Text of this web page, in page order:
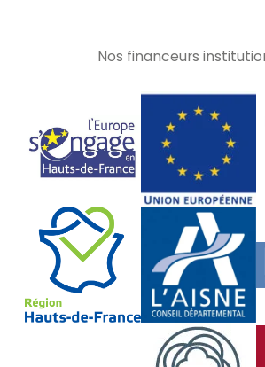
Nos financeurs